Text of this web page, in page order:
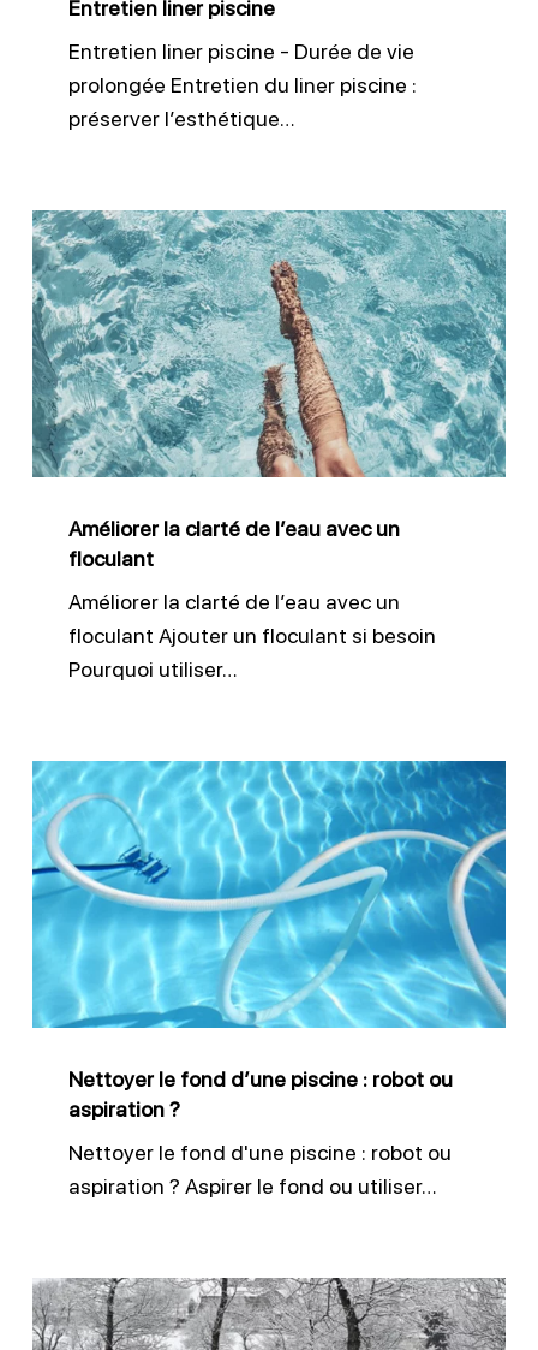
Entretien liner piscine
Entretien liner piscine - Durée de vie
prolongée Entretien du liner piscine :
préserver l’esthétique…
Améliorer
la
clarté
de
l’eau
avec
un
Améliorer la clarté de l’eau avec un
floculant
Améliorer la clarté de l’eau avec un
floculant Ajouter un floculant si besoin
Pourquoi utiliser…
Nettoyer
le
fond
d’une
piscine
robot
aspiration
Nettoyer le fond d’une piscine : robot ou
aspiration ?
Nettoyer le fond d'une piscine : robot ou
aspiration ? Aspirer le fond ou utiliser…
Réussir
l’hivernage